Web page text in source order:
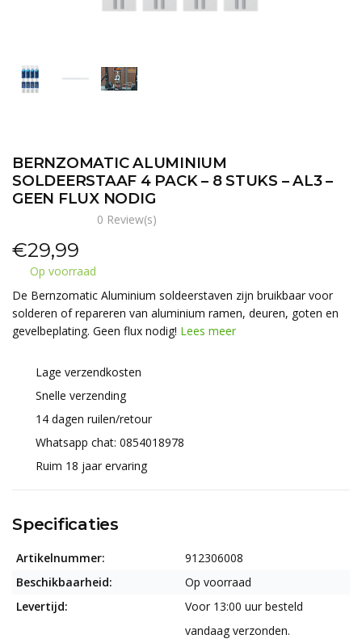
BERNZOMATIC ALUMINIUM
SOLDEERSTAAF 4 PACK – 8 STUKS – AL3 –
GEEN FLUX NODIG
0 Review(s)
€29,99
Op voorraad
De Bernzomatic Aluminium soldeerstaven zijn bruikbaar voor
solderen of repareren van aluminium ramen, deuren, goten en
gevelbeplating. Geen flux nodig! Lees meer
Lage verzendkosten
Snelle verzending
14 dagen ruilen/retour
Whatsapp chat: 0854018978
Ruim 18 jaar ervaring
Specificaties
Artikelnummer:
912306008
Beschikbaarheid:
Op voorraad
Levertijd:
Voor 13:00 uur besteld
vandaag verzonden.